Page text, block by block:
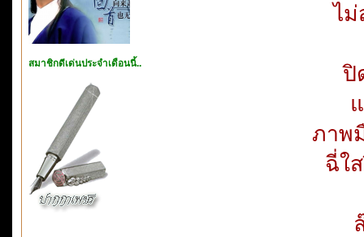
สมาชิกดีเด่นประจำเดือนนี้..
ไม่
ปิ
ภาพ
ฉี่ใ